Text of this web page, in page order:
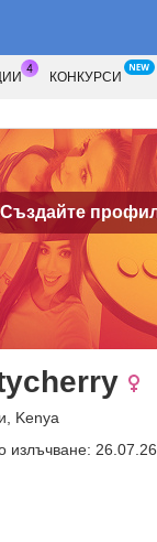
КОНКУРСИ
Създайте профил
Kenya
излъчване: